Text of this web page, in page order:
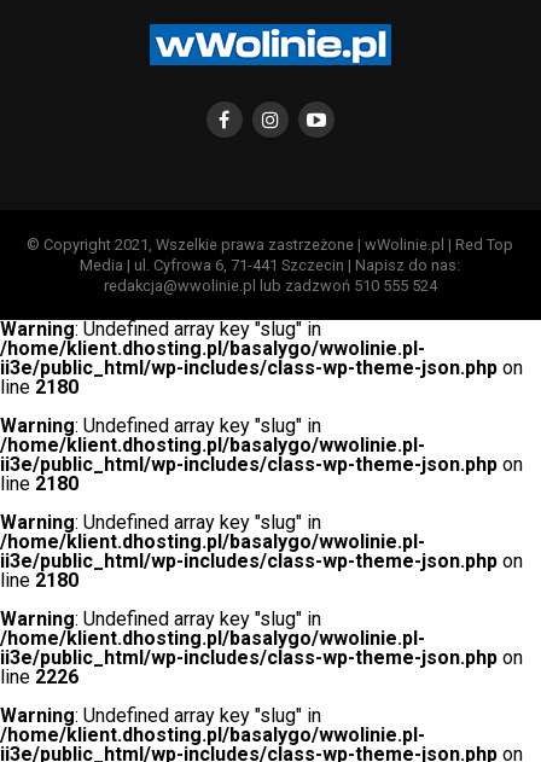
© Copyright 2021, Wszelkie prawa zastrzeżone | wWolinie.pl | Red Top
Media | ul. Cyfrowa 6, 71-441 Szczecin | Napisz do nas:
redakcja@wwolinie.pl lub zadzwoń 510 555 524
Warning: Undefined array key "slug" in
/home/klient.dhosting.pl/basalygo/wwolinie.pl-
ii3e/public_html/wp-includes/class-wp-theme-json.php on
line 2180
Warning: Undefined array key "slug" in
/home/klient.dhosting.pl/basalygo/wwolinie.pl-
ii3e/public_html/wp-includes/class-wp-theme-json.php on
line 2180
Warning: Undefined array key "slug" in
/home/klient.dhosting.pl/basalygo/wwolinie.pl-
ii3e/public_html/wp-includes/class-wp-theme-json.php on
line 2180
Warning: Undefined array key "slug" in
/home/klient.dhosting.pl/basalygo/wwolinie.pl-
ii3e/public_html/wp-includes/class-wp-theme-json.php on
line 2226
Warning: Undefined array key "slug" in
/home/klient.dhosting.pl/basalygo/wwolinie.pl-
ii3e/public_html/wp-includes/class-wp-theme-json.php on